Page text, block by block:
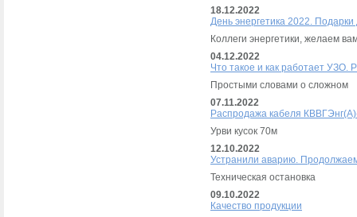
18.12.2022
День энергетика 2022.
Коллеги энергетики, желаем
04.12.2022
Что такое и как работает УЗО.
Простыми словами о сложном
07.11.2022
Распродажа кабеля
Урви кусок 70м
12.10.2022
Устранили аварию.
Техническая остановка
09.10.2022
Качество продукции